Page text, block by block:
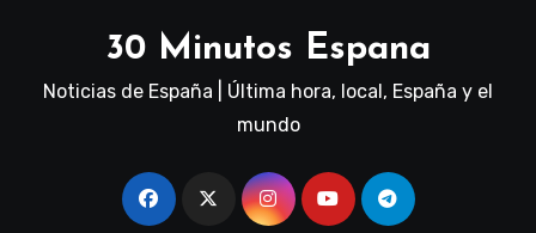
30 Minutos Espana
Noticias de España | Última hora, local, España y el
mundo